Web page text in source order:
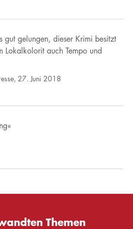
gut gelungen, dieser Krimi besitzt
Lokalkolorit auch Tempo und
27. Juni 2018
Themen